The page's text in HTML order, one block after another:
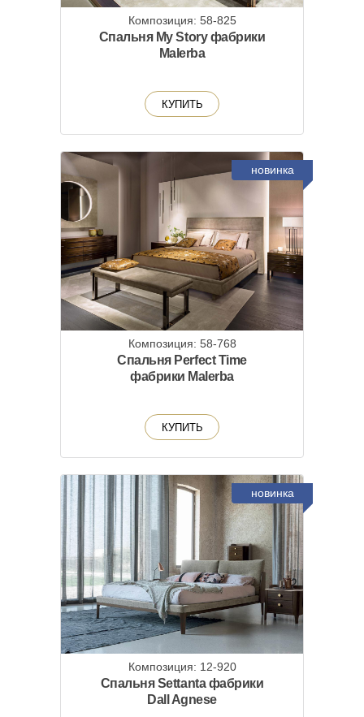
Композиция: 58-825
Спальня My Story фабрики
Malerba
КУПИТЬ
новинка
Композиция: 58-768
Спальня Perfect Time
фабрики Malerba
КУПИТЬ
новинка
Композиция: 12-920
Спальня Settanta фабрики
Dall Agnese